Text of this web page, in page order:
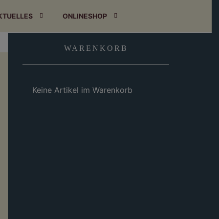
ONLINESHOP
WARENKORB
Keine Artikel im Warenkorb